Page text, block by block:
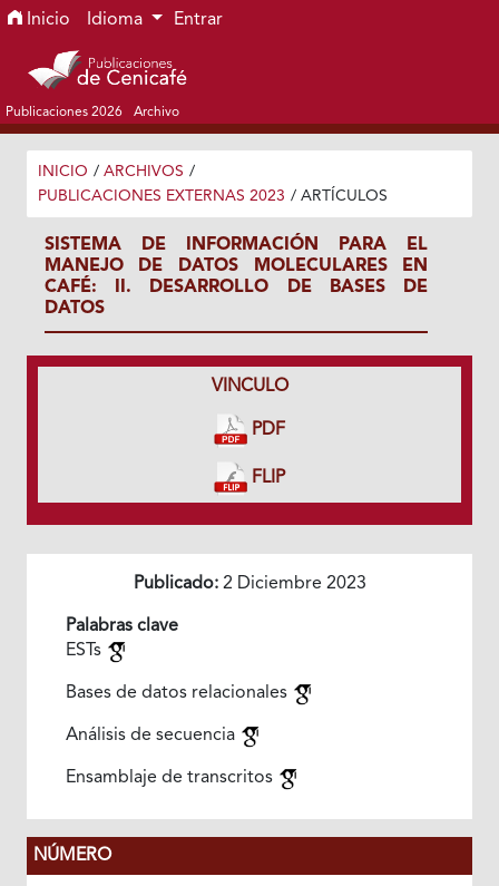
Ir al menú de navegación principal
Ir al contenido principal
Ir al pie de página del sitio
Inicio Idioma Entrar
Publicaciones 2026 Archivo
INICIO / ARCHIVOS /
PUBLICACIONES EXTERNAS 2023 / ARTÍCULOS
SISTEMA DE INFORMACIÓN PARA EL
MANEJO DE DATOS MOLECULARES EN
CAFÉ: II. DESARROLLO DE BASES DE
DATOS
VINCULO
PDF
FLIP
Publicado:2 Diciembre 2023
Palabras clave
ESTs
Bases de datos relacionales
Análisis de secuencia
Ensamblaje de transcritos
NÚMERO